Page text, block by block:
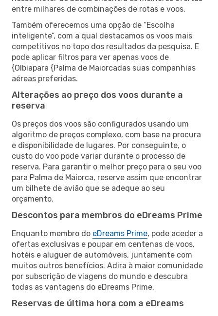
entre milhares de combinações de rotas e voos.
Também oferecemos uma opção de “Escolha
inteligente”, com a qual destacamos os voos mais
competitivos no topo dos resultados da pesquisa. E
pode aplicar filtros para ver apenas voos de
{Olbiapara {Palma de Maiorcadas suas companhias
aéreas preferidas.
Alterações ao preço dos voos durante a
reserva
Os preços dos voos são configurados usando um
algoritmo de preços complexo, com base na procura
e disponibilidade de lugares. Por conseguinte, o
custo do voo pode variar durante o processo de
reserva. Para garantir o melhor preço para o seu voo
para Palma de Maiorca, reserve assim que encontrar
um bilhete de avião que se adeque ao seu
orçamento.
Descontos para membros do eDreams Prime
Enquanto membro do eDreams Prime, pode aceder a
ofertas exclusivas e poupar em centenas de voos,
hotéis e aluguer de automóveis, juntamente com
muitos outros benefícios. Adira à maior comunidade
por subscrição de viagens do mundo e descubra
todas as vantagens do eDreams Prime.
Reservas de última hora com a eDreams